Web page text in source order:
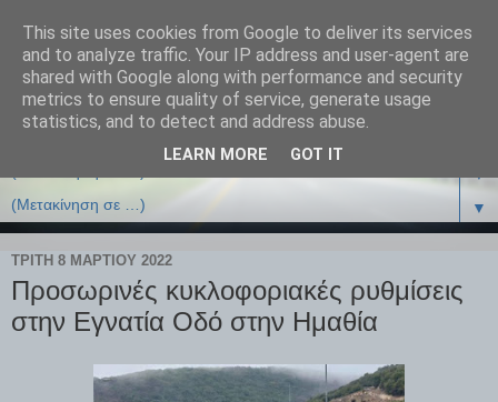
▼
▼
ΤΡΊΤΗ 8 ΜΑΡΤΊΟΥ 2022
Προσωρινές κυκλοφοριακές ρυθμίσεις
στην Εγνατία Οδό στην Ημαθία
This site uses cookies from Google to deliver its services
and to analyze traffic. Your IP address and user-agent are
shared with Google along with performance and security
metrics to ensure quality of service, generate usage
statistics, and to detect and address abuse.
LEARN MORE GOT IT